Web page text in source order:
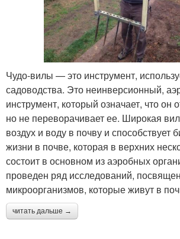
Чудо-вилы — это инструмент,
садоводства. Это неинверсионный,
инструмент, который означает, что он
но не переворачивает ее. Широкая
воздух и воду в почву и способствует
жизни в почве, которая в верхних
состоит в основном из аэробных
проведен ряд исследований,
микроорганизмов, которые живут в
читать дальше →